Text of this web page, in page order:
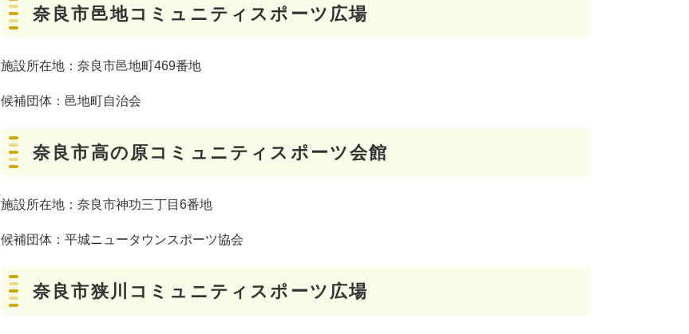
奈良市邑地コミュニティスポーツ広場
施設所在地：奈良市邑地町469番地
候補団体：邑地町自治会
奈良市高の原コミュニティスポーツ会館
施設所在地：奈良市神功三丁目6番地
候補団体：平城ニュータウンスポーツ協会
奈良市狭川コミュニティスポーツ広場